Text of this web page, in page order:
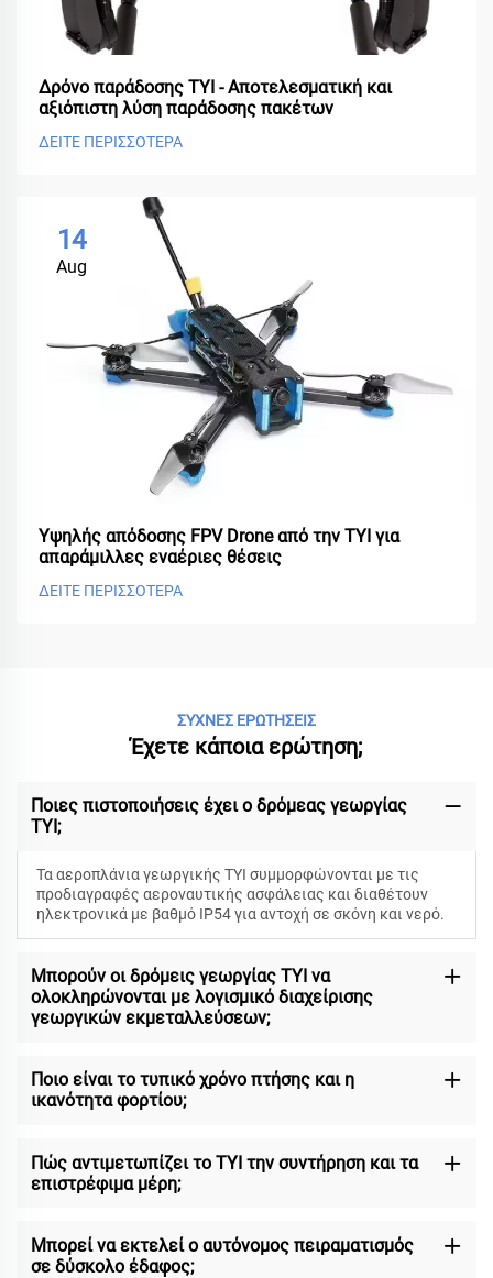
Δρόνο παράδοσης TYI - Αποτελεσματική και
αξιόπιστη λύση παράδοσης πακέτων
ΔΕΙΤΕ ΠΕΡΙΣΣΟΤΕΡΑ
14
Aug
Υψηλής απόδοσης FPV Drone από την TYI για
απαράμιλλες εναέριες θέσεις
ΔΕΙΤΕ ΠΕΡΙΣΣΟΤΕΡΑ
ΣΥΧΝΕΣ ΕΡΩΤΗΣΕΙΣ
Έχετε κάποια ερώτηση;
Ποιες πιστοποιήσεις έχει ο δρόμεας γεωργίας
TYI;
Τα αεροπλάνια γεωργικής TYI συμμορφώνονται με τις
προδιαγραφές αεροναυτικής ασφάλειας και διαθέτουν
ηλεκτρονικά με βαθμό IP54 για αντοχή σε σκόνη και νερό.
Μπορούν οι δρόμεις γεωργίας TYI να
ολοκληρώνονται με λογισμικό διαχείρισης
γεωργικών εκμεταλλεύσεων;
Ποιο είναι το τυπικό χρόνο πτήσης και η
ικανότητα φορτίου;
Πώς αντιμετωπίζει το TYI την συντήρηση και τα
επιστρέφιμα μέρη;
Μπορεί να εκτελεί ο αυτόνομος πειραματισμός
σε δύσκολο έδαφος;